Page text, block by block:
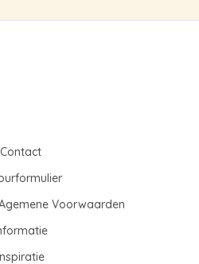
Contact
Voorwaarden